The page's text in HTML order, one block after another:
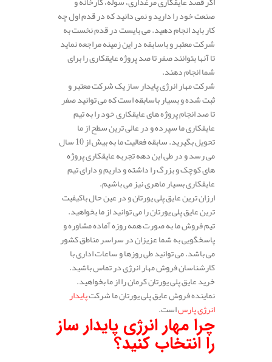
صنعت خود را دارید و نمی دانید که در قدم اول چه
کار باید انجام دهید. می بایست در قدم نخست به
شرکت معتبر و باسابقه در این زمینه مراجعه نماید
تا آنها بتوانند صفر تا صد پروژه عایقکاری را برای
شما انجام دهند.
شرکت مهار انرژی پایدار ساز یک شرکت معتبر و
ثبت شده و بسیار باسابقه است که می توانید صفر
تا صد انجام پروژه های عایقکاری خود را به تیم
عایقکاری ما سپرده و در عالی ترین سطح از ما
تحویل بگیرید. سابقه فعالیت ما به بیش از 10 سال
می رسد و در طی این دهه تجربه عایقکاری پروژه
های کوچک و بزرگ را داشته و داریم و دارای تیم
عایقکاری بسیار ماهری نیز می باشیم.
ارزان ترین عایق پلی یورتان و در عین حال باکیفیت
ترین عایق پلی یورتان را می توانید از ما بخواهید.
تیم فروش ما به صورت همه روزه آماده مشاوره و
پاسخگویی به شما عزیزان در سراسر مناطق کشور
می باشد. می توانید طی روزها و ساعات اداری با
کارشناسان فروش مهار انرژی در تماس باشید.
خرید عایق پلی یورتان کرمان را از ما بخواهید.
نماینده فروش عایق پلی یورتان ما شرکتپایدار
انرژی پارساست.
چرا مهار انرژی پایدار ساز
را انتخاب کنید؟